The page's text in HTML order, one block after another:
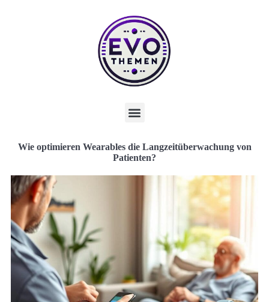
Wie optimieren Wearables die Langzeitüberwachung von
Patienten?